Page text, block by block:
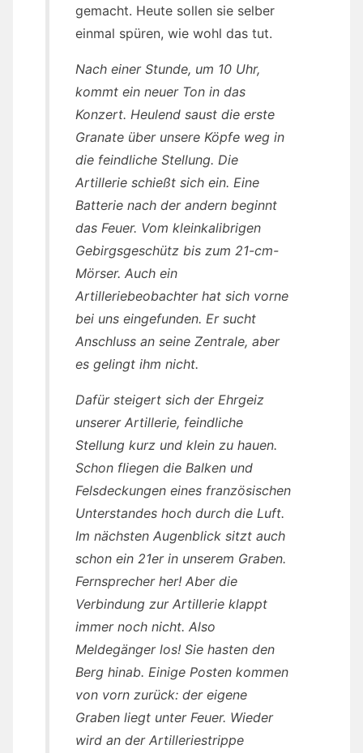
gemacht. Heute sollen sie selber
einmal spüren, wie wohl das tut.
Nach einer Stunde, um 10 Uhr,
kommt ein neuer Ton in das
Konzert. Heulend saust die erste
Granate über unsere Köpfe weg in
die feindliche Stellung. Die
Artillerie schießt sich ein. Eine
Batterie nach der andern beginnt
das Feuer. Vom kleinkalibrigen
Gebirgsgeschütz bis zum 21-cm-
Mörser. Auch ein
Artilleriebeobachter hat sich vorne
bei uns eingefunden. Er sucht
Anschluss an seine Zentrale, aber
es gelingt ihm nicht.
Dafür steigert sich der Ehrgeiz
unserer Artillerie, feindliche
Stellung kurz und klein zu hauen.
Schon fliegen die Balken und
Felsdeckungen eines französischen
Unterstandes hoch durch die Luft.
Im nächsten Augenblick sitzt auch
schon ein 21er in unserem Graben.
Fernsprecher her! Aber die
Verbindung zur Artillerie klappt
immer noch nicht. Also
Meldegänger los! Sie hasten den
Berg hinab. Einige Posten kommen
von vorn zurück: der eigene
Graben liegt unter Feuer. Wieder
wird an der Artilleriestrippe